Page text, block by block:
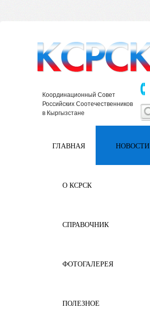
Координационный Совет
Российских Соотечественников
в Кыргызстане
ГЛАВНАЯ НОВОСТИ
О КСРСК
СПРАВОЧНИК
ФОТОГАЛЕРЕЯ
ПОЛЕЗНОЕ